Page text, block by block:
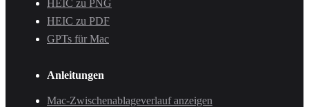
HEIC zu PNG
HEIC zu PDF
GPTs für Mac
Anleitungen
Mac-Zwischenablageverlauf anzeigen